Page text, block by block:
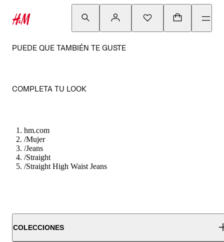
PUEDE QUE TAMBIÉN TE GUSTE
COMPLETA TU LOOK
hm.com
/Mujer
/Jeans
/Straight
/Straight High Waist Jeans
COLECCIONES